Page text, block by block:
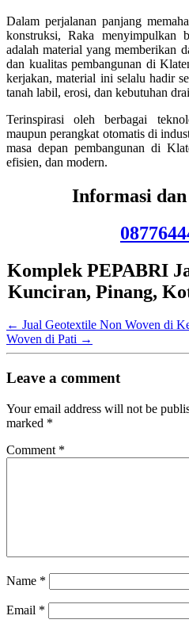
Dalam perjalanan panjang
konstruksi, Raka menyimpulkan
adalah material yang memberikan
dan kualitas pembangunan di
kerjakan, material ini selalu hadir
tanah labil, erosi, dan kebutuhan
Terinspirasi oleh berbagai
maupun perangkat otomatis di
masa depan pembangunan di
efisien, dan modern.
Informasi dan
Komplek PEPABRI
Kunciran, Pinang,
← Jual Geotextile Non Woven di
Woven di Pati →
Leave a comment
Your email address will not be
marked *
Comment *
Name *
Email *